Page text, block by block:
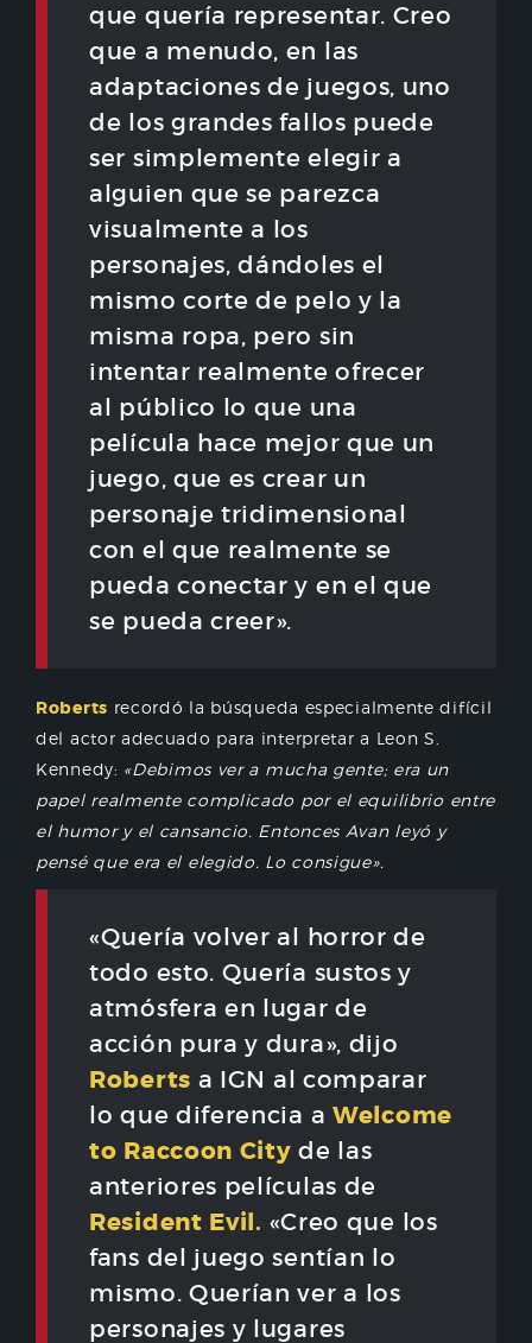
que quería representar. Creo
que a menudo, en las
adaptaciones de juegos, uno
de los grandes fallos puede
ser simplemente elegir a
alguien que se parezca
visualmente a los
personajes, dándoles el
mismo corte de pelo y la
misma ropa, pero sin
intentar realmente ofrecer
al público lo que una
película hace mejor que un
juego, que es crear un
personaje tridimensional
con el que realmente se
pueda conectar y en el que
se pueda creer».
Roberts recordó la búsqueda especialmente difícil
del actor adecuado para interpretar a Leon S.
Kennedy: «Debimos ver a mucha gente; era un
papel realmente complicado por el equilibrio entre
el humor y el cansancio. Entonces Avan leyó y
pensé que era el elegido. Lo consigue».
«Quería volver al horror de
todo esto. Quería sustos y
atmósfera en lugar de
acción pura y dura», dijo
Roberts a IGN al comparar
lo que diferencia a Welcome
to Raccoon City de las
anteriores películas de
Resident Evil. «Creo que los
fans del juego sentían lo
mismo. Querían ver a los
personajes y lugares